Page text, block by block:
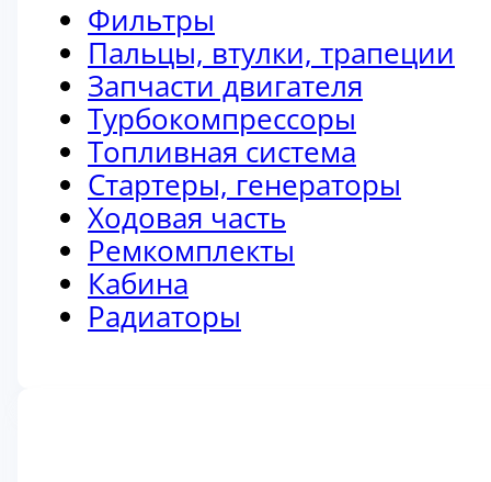
Фильтры
Пальцы, втулки, трапеции
Запчасти двигателя
Турбокомпрессоры
Топливная система
Стартеры, генераторы
Ходовая часть
Ремкомплекты
Кабина
Радиаторы